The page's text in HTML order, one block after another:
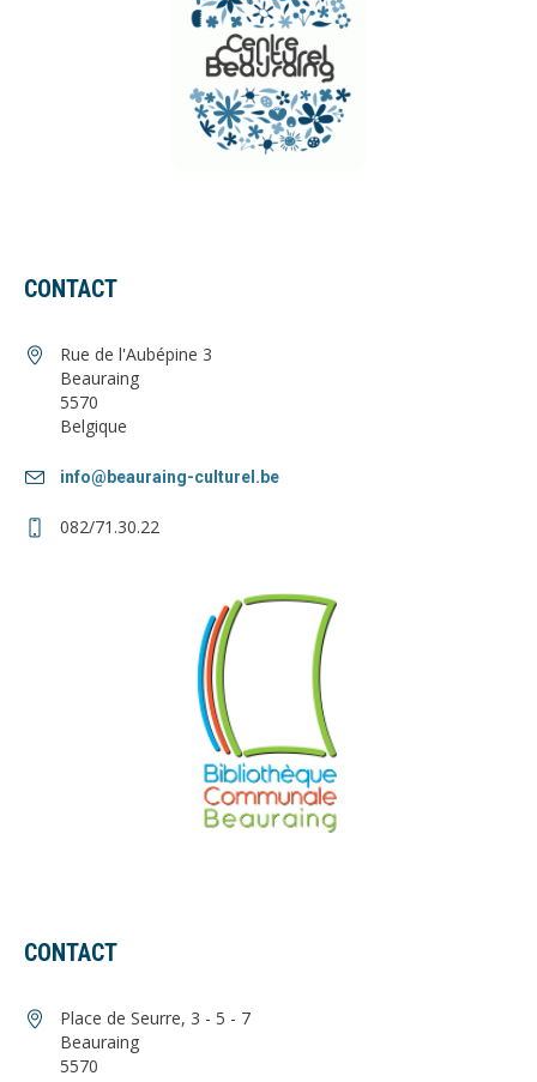
CONTACT
Rue de l'Aubépine 3
Beauraing
5570
Belgique
info@beauraing-culturel.be
082/71.30.22
CONTACT
Place de Seurre, 3 - 5 - 7
Beauraing
5570